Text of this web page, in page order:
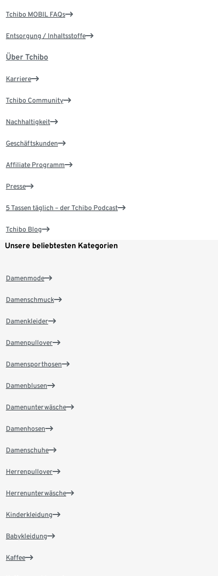
Tchibo MOBIL FAQs
Entsorgung / Inhaltsstoffe
Über Tchibo
Karriere
Tchibo Community
Nachhaltigkeit
Geschäftskunden
Affiliate Programm
Presse
5 Tassen täglich – der Tchibo Podcast
Tchibo Blog
Unsere beliebtesten Kategorien
Damenmode
Damenschmuck
Damenkleider
Damenpullover
Damensporthosen
Damenblusen
Damenunterwäsche
Damenhosen
Damenschuhe
Herrenpullover
Herrenunterwäsche
Kinderkleidung
Babykleidung
Kaffee